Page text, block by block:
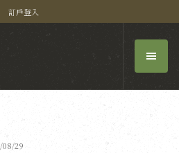
訂戶登入
08/29